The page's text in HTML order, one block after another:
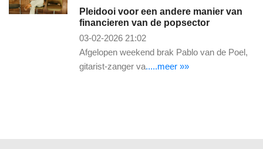
Pleidooi voor een andere manier van
financieren van de popsector
03-02-2026 21:02
Afgelopen weekend brak Pablo van de Poel,
gitarist-zanger va.....meer »»